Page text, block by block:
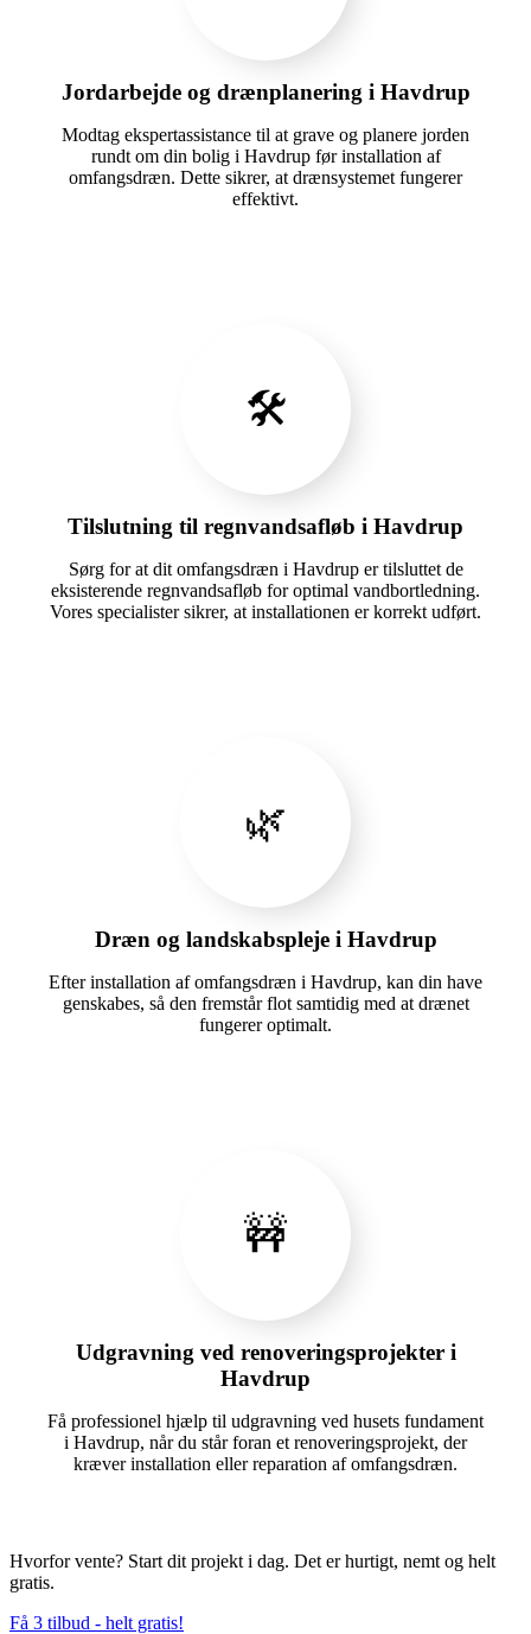
Jordarbejde og drænplanering i Havdrup
Modtag ekspertassistance til at grave og planere jorden
rundt om din bolig i Havdrup før installation af
omfangsdræn. Dette sikrer, at drænsystemet fungerer
effektivt.
🛠️
Tilslutning til regnvandsafløb i Havdrup
Sørg for at dit omfangsdræn i Havdrup er tilsluttet de
eksisterende regnvandsafløb for optimal vandbortledning.
Vores specialister sikrer, at installationen er korrekt udført.
🌿
Dræn og landskabspleje i Havdrup
Efter installation af omfangsdræn i Havdrup, kan din have
genskabes, så den fremstår flot samtidig med at drænet
fungerer optimalt.
🚧
Udgravning ved renoveringsprojekter i
Havdrup
Få professionel hjælp til udgravning ved husets fundament
i Havdrup, når du står foran et renoveringsprojekt, der
kræver installation eller reparation af omfangsdræn.
Hvorfor vente? Start dit projekt i dag. Det er hurtigt, nemt og helt
gratis.
Få 3 tilbud - helt gratis!